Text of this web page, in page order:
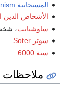
المسيحانية Messianism
الأشخاص الذين
ساوشيانت،
سوتر Soter
سنة 6000
ملاحظات